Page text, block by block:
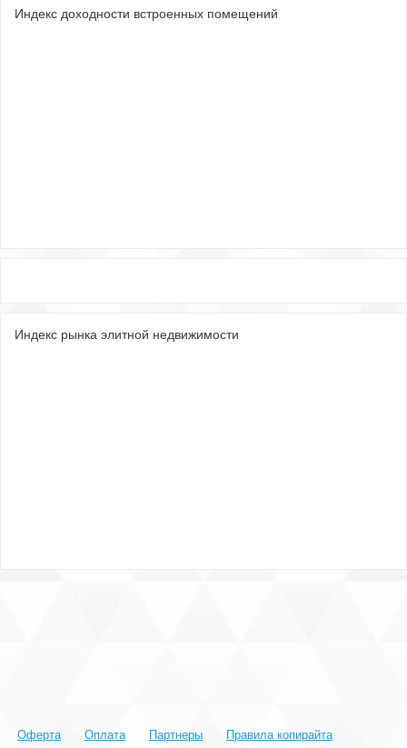
Индекс доходности встроенных помещений
Индекс рынка элитной недвижимости
Оферта Оплата Партнеры Правила копирайта